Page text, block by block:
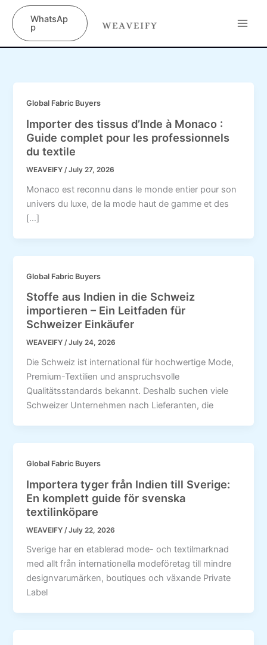
content
content
WhatsAp
p
Global Fabric Buyers
Importer des tissus d’Inde à Monaco :
Guide complet pour les professionnels
du textile
WEAVEIFY/July 27, 2026
Monaco est reconnu dans le monde entier pour son
univers du luxe, de la mode haut de gamme et des
[…]
Global Fabric Buyers
Stoffe aus Indien in die Schweiz
importieren – Ein Leitfaden für
Schweizer Einkäufer
WEAVEIFY/July 24, 2026
Die Schweiz ist international für hochwertige Mode,
Premium-Textilien und anspruchsvolle
Qualitätsstandards bekannt. Deshalb suchen viele
Schweizer Unternehmen nach Lieferanten, die
Global Fabric Buyers
Importera tyger från Indien till Sverige:
En komplett guide för svenska
textilinköpare
WEAVEIFY /July 22, 2026
Sverige har en etablerad mode- och textilmarknad
med allt från internationella modeföretag till mindre
designvarumärken, boutiques och växande Private
Label